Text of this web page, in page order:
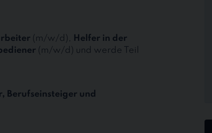
(m/w/d),
Helfer in der
(m/w/d) und werde Teil
Berufseinsteiger und